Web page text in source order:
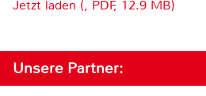
Jetzt laden (, PDF, 12.9 MB)
Unsere Partner: